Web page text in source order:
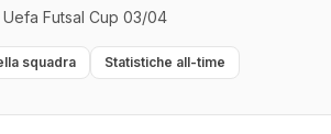
Uefa Futsal Cup 03/04
squadra Statistiche all-time